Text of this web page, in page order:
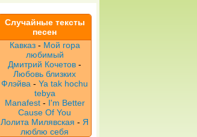
Случайные тексты
песен
Кавказ- Мой гора
любимый
Дмитрий Кочетов -
Любовь близких
Флэйва - Ya tak hochu
tebya
Manafest- I'm Better
Cause Of You
Лолита Милявская - Я
люблю себя